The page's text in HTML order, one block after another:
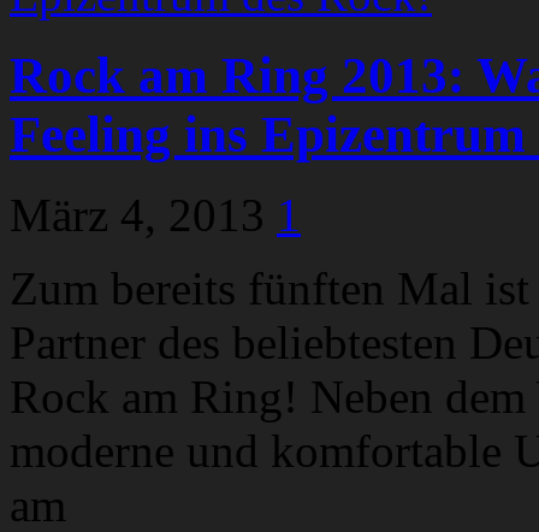
Rock am Ring 2013:
Feeling ins Epizentrum
März 4, 2013 1
Zum bereits fünften Mal ist
Partner des beliebtesten
Rock am Ring! Neben
moderne und komfortable
am